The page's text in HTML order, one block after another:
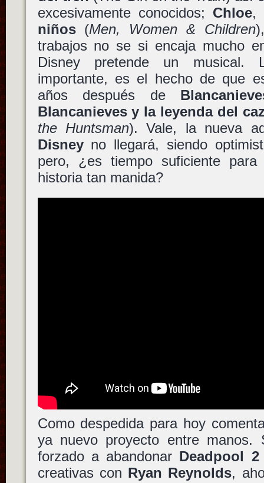
excesivamente conocidos; Chloe,
niños(Men, Women & Children
trabajos no se si encaja mucho
Disney pretende un musical.
importante, es el hecho de que
años después de
Blancanieves y la leyenda del
the Huntsman). Vale, la nueva
Disneyno llegará, siendo
pero, ¿es tiempo suficiente
historia tan manida?
Como despedida para hoy
ya nuevo proyecto entre
forzado a abandonar Deadpool 2
creativas con Ryan Reynolds,